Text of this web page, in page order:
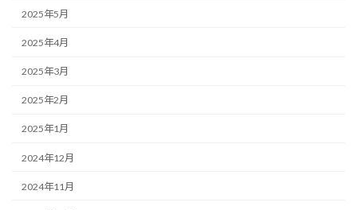
2025年5月
2025年4月
2025年3月
2025年2月
2025年1月
2024年12月
2024年11月